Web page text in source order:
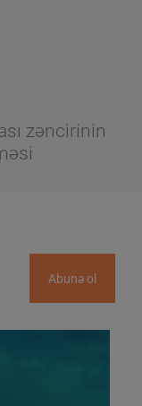
zəncirinin
Abunə ol